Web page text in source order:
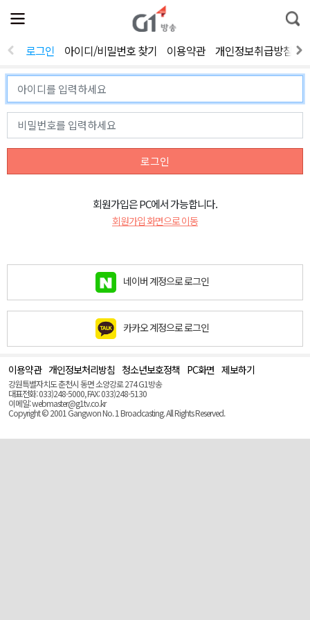
전
체
뉴
열
통
합
색
로그인 아이디/비밀번호 찾기 이용약관 개인정보취급방침
로그인
회원가입은 PC에서 가능합니다.
회원가입 화면으로 이동
네이버 계정으로 로그인
카카오 계정으로 로그인
이용약관 개인정보처리방침 청소년보호정책 PC화면 제보하기
강원특별자치도 춘천시 동면 소양강로 274 G1방송
대표전화: 033)248-5000, FAX: 033)248-5130
이메일: webmaster@g1tv.co.kr
Copyright © 2001 Gangwon No. 1 Broadcasting. All Rights Reserved.